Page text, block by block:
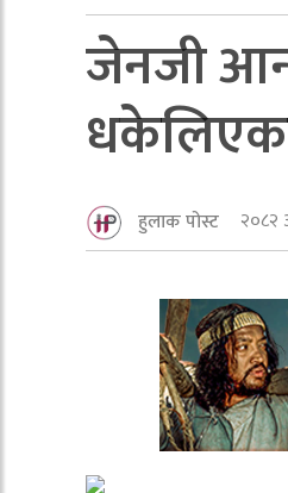
जेनजी
हुलाक पोस्ट २०८२